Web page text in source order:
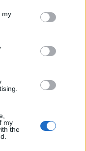
You may click to
third-party tags to
in below Google
my
my
the